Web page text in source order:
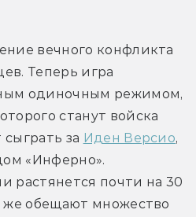
вечного конфликта
Теперь игра
одиночным режимом,
станут войска
за Иден Версио,
«Инферно».
растянется почти на 30
же обещают множество